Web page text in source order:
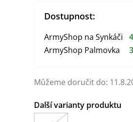
Můžeme doručit do:
Dostupnost:
ArmyShop na Synkáči
ArmyShop Palmovka